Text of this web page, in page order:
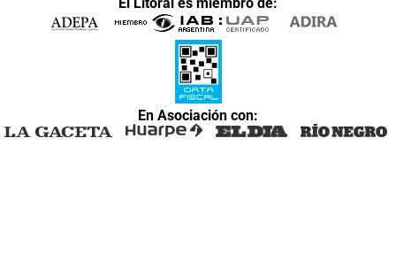
En Asociación con: